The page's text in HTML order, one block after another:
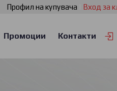
Профил на купувача Вход за
Промоции Контакти